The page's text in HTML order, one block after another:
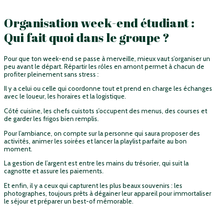
Organisation week-end étudiant :
Qui fait quoi dans le groupe ?
Pour que ton week-end se passe à merveille, mieux vaut s’organiser un
peu avant le départ. Répartir les rôles en amont permet à chacun de
profiter pleinement sans stress :
Il y a celui ou celle qui coordonne tout et prend en charge les échanges
avec le loueur, les horaires et la logistique.
Côté cuisine, les chefs cuistots s’occupent des menus, des courses et
de garder les frigos bien remplis.
Pour l’ambiance, on compte sur la personne qui saura proposer des
activités, animer les soirées et lancer la playlist parfaite au bon
moment.
La gestion de l’argent est entre les mains du trésorier, qui suit la
cagnotte et assure les paiements.
Et enfin, il y a ceux qui capturent les plus beaux souvenirs : les
photographes, toujours prêts à dégainer leur appareil pour immortaliser
le séjour et préparer un best-of mémorable.